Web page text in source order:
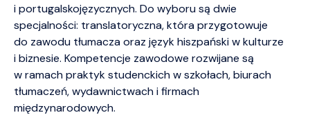
i portugalskojęzycznych. Do wyboru są dwie
specjalności: translatoryczna, która przygotowuje
do zawodu tłumacza oraz język hiszpański w kulturze
i biznesie. Kompetencje zawodowe rozwijane są
w ramach praktyk studenckich w szkołach, biurach
tłumaczeń, wydawnictwach i firmach
międzynarodowych.